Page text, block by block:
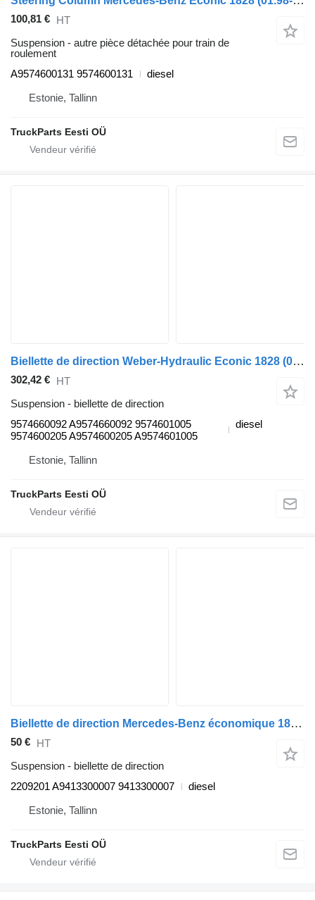
100,81 € HT
Suspension - autre pièce détachée pour train de
roulement
A9574600131 9574600131
diesel
Estonie, Tallinn
TruckParts Eesti OÜ
Biellette de direction Weber-Hydraulic Econic 1828 (01.98-) 9574660092 pour camion poubelle Mercedes-Benz Econic (1998-2014)
302,42 € HT
Suspension - biellette de direction
9574660092 A9574660092 9574601005
9574600205 A9574600205 A9574601005
diesel
Estonie, Tallinn
TruckParts Eesti OÜ
Biellette de direction Mercedes-Benz économique 1828 (01.98-) 2209201 pour camion poubelle Mercedes-Benz Econic (1998-2014)
50 € HT
Suspension - biellette de direction
2209201 A9413300007 9413300007
diesel
Estonie, Tallinn
TruckParts Eesti OÜ